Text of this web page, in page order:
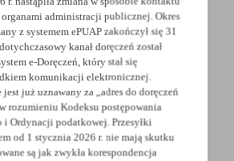
KOMENTARZ
administracji publicznej. Okres
z systemem ePUAP zakończył się 31
kanał doręczeń został
e-Doręczeń, który stał się
komunikacji elektronicznej.
jest już uznawany za „adres do doręczeń
rozumieniu Kodeksu postępowania
i Ordynacji podatkowej. Przesyłki
od 1 stycznia 2026 r. nie mają skutku
są jak zwykła korespondencja